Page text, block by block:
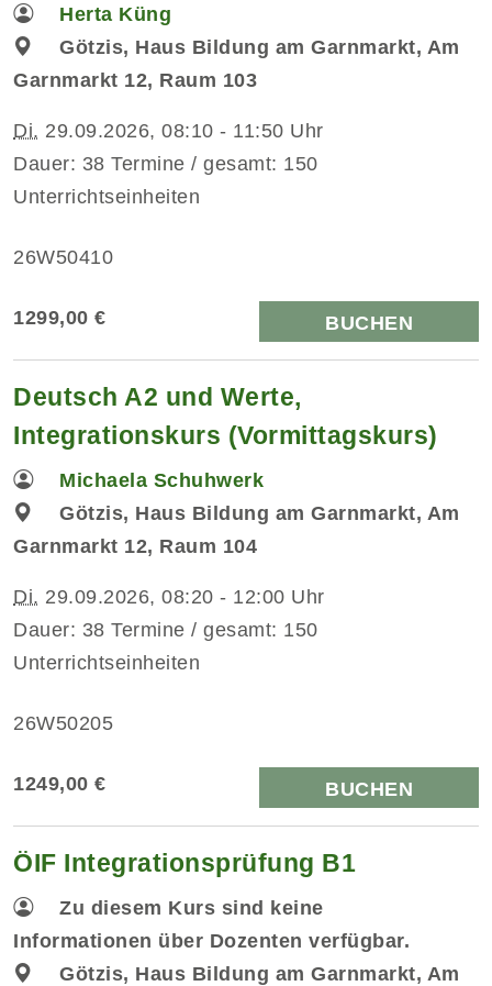
Herta Küng
Götzis, Haus Bildung am Garnmarkt, Am
Garnmarkt 12, Raum 103
Di. 29.09.2026, 08:10 - 11:50 Uhr
Dauer: 38 Termine / gesamt: 150
Unterrichtseinheiten
26W50410
1299,00 € BUCHEN
Deutsch A2 und Werte,
Integrationskurs (Vormittagskurs)
Michaela Schuhwerk
Götzis, Haus Bildung am Garnmarkt, Am
Garnmarkt 12, Raum 104
Di. 29.09.2026, 08:20 - 12:00 Uhr
Dauer: 38 Termine / gesamt: 150
Unterrichtseinheiten
26W50205
1249,00 € BUCHEN
ÖIF Integrationsprüfung B1
Zu diesem Kurs sind keine
Informationen über Dozenten verfügbar.
Götzis, Haus Bildung am Garnmarkt, Am